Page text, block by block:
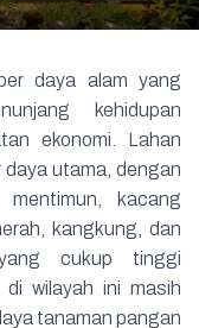
V
A
T
O
N
daya alam yang
kehidupan
ekonomi. Lahan
utama, dengan
kacang
kangkung, dan
cukup tinggi
wilayah ini masih
tanaman pangan